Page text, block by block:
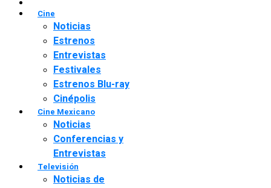
Cine
Noticias
Estrenos
Entrevistas
Festivales
Estrenos Blu-ray
Cinépolis
Cine Mexicano
Noticias
Conferencias y
Entrevistas
Televisión
Noticias de